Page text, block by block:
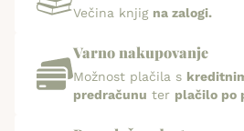
Večina knjig na zalogi.
Varno nakupovanje
Možnost plačila s
predračunu ter plačilo po